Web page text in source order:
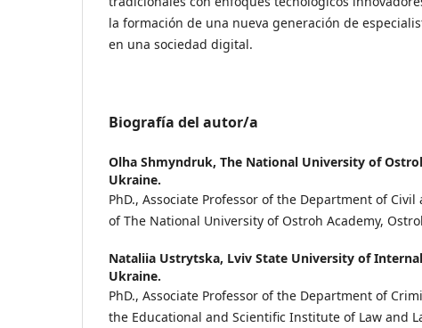
la formación de una nueva generación de
en una sociedad digital.
Biografía del autor/a
Оlha Shmyndruk, The National University of
Ukraine.
PhD., Associate Professor of the Department of
of The National University of Ostroh Academy,
Nataliia Ustrytska, Lviv State University of
Ukraine.
PhD., Associate Professor of the Department of
the Educational and Scientific Institute of Law and